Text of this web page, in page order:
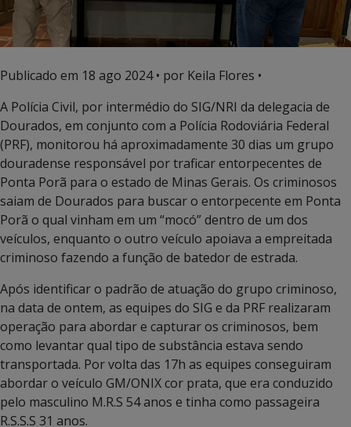
Publicado em 18 ago 2024• por Keila Flores •
A Polícia Civil, por intermédio do SIG/NRI da delegacia de
Dourados, em conjunto com a Polícia Rodoviária Federal
(PRF), monitorou há aproximadamente 30 dias um grupo
douradense responsável por traficar entorpecentes de
Ponta Porã para o estado de Minas Gerais. Os criminosos
saiam de Dourados para buscar o entorpecente em Ponta
Porã o qual vinham em um “mocó” dentro de um dos
veículos, enquanto o outro veículo apoiava a empreitada
criminoso fazendo a função de batedor de estrada.
Após identificar o padrão de atuação do grupo criminoso,
na data de ontem, as equipes do SIG e da PRF realizaram
operação para abordar e capturar os criminosos, bem
como levantar qual tipo de substância estava sendo
transportada. Por volta das 17h as equipes conseguiram
abordar o veículo GM/ONIX cor prata, que era conduzido
pelo masculino M.R.S 54 anos e tinha como passageira
R.S.S.S 31 anos.